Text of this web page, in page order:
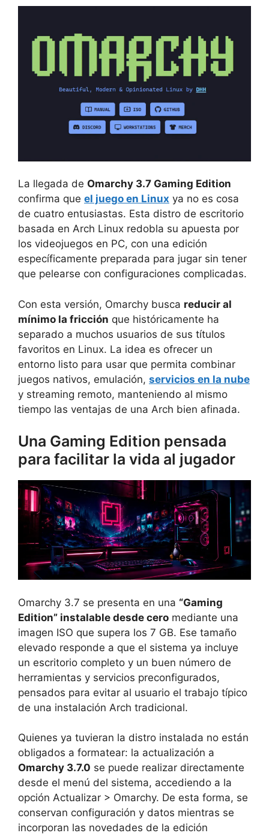
La llegada de Omarchy 3.7 Gaming Edition
confirma que el juego en Linux ya no es cosa
de cuatro entusiastas. Esta distro de escritorio
basada en Arch Linux redobla su apuesta por
los videojuegos en PC, con una edición
específicamente preparada para jugar sin tener
que pelearse con configuraciones complicadas.
Con esta versión, Omarchy busca reducir al
mínimo la fricción que históricamente ha
separado a muchos usuarios de sus títulos
favoritos en Linux. La idea es ofrecer un
entorno listo para usar que permita combinar
juegos nativos, emulación, servicios en la nube
y streaming remoto, manteniendo al mismo
tiempo las ventajas de una Arch bien afinada.
Una Gaming Edition pensada
para facilitar la vida al jugador
Omarchy 3.7 se presenta en una “Gaming
Edition” instalable desde cero mediante una
imagen ISO que supera los 7 GB. Ese tamaño
elevado responde a que el sistema ya incluye
un escritorio completo y un buen número de
herramientas y servicios preconfigurados,
pensados para evitar al usuario el trabajo típico
de una instalación Arch tradicional.
Quienes ya tuvieran la distro instalada no están
obligados a formatear: la actualización a
Omarchy 3.7.0 se puede realizar directamente
desde el menú del sistema, accediendo a la
opción Actualizar > Omarchy. De esta forma, se
conservan configuración y datos mientras se
incorporan las novedades de la edición